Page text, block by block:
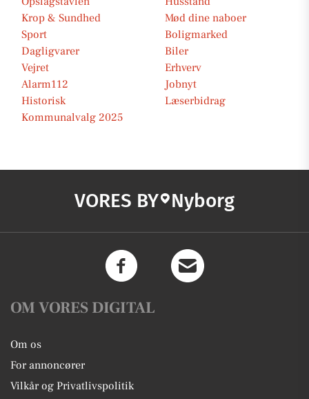
Krop & Sundhed
Mød dine naboer
Sport
Boligmarked
Dagligvarer
Biler
Vejret
Erhverv
Alarm112
Jobnyt
Historisk
Læserbidrag
Kommunalvalg 2025
VORES BY Nyborg
OM VORES DIGITAL
Om os
For annoncører
Vilkår og Privatlivspolitik